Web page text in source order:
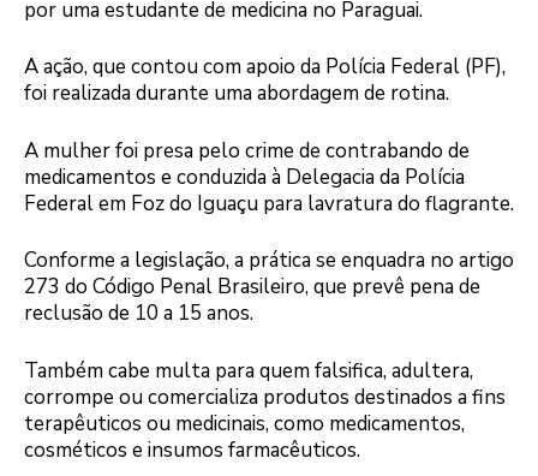
por uma estudante de medicina no Paraguai.
A ação, que contou com apoio da Polícia Federal (PF),
foi realizada durante uma abordagem de rotina.
A mulher foi presa pelo crime de contrabando de
medicamentos e conduzida à Delegacia da Polícia
Federal em Foz do Iguaçu para lavratura do flagrante.
Conforme a legislação, a prática se enquadra no artigo
273 do Código Penal Brasileiro, que prevê pena de
reclusão de 10 a 15 anos.
Também cabe multa para quem falsifica, adultera,
corrompe ou comercializa produtos destinados a fins
terapêuticos ou medicinais, como medicamentos,
cosméticos e insumos farmacêuticos.